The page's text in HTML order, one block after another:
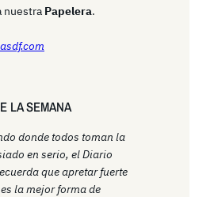
nuestra Papelera.
LA SEMANA
donde todos toman la
en serio, el Diario
que apretar fuerte
la mejor forma de